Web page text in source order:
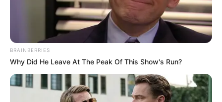
RECIBO DEL AGUA
LOCALIDAD DE USAQUÉN
CUNDINAMARCA
DESAPARECIDOS
CORTES DE LUZ
LOCALIDAD DE ENGATIVÁ
REGIOTRAM DE OCCIDENTE
LOCALIDAD DE SUBA
BRAINBERRIES
Why Did He Leave At The Peak Of This Show's Run?